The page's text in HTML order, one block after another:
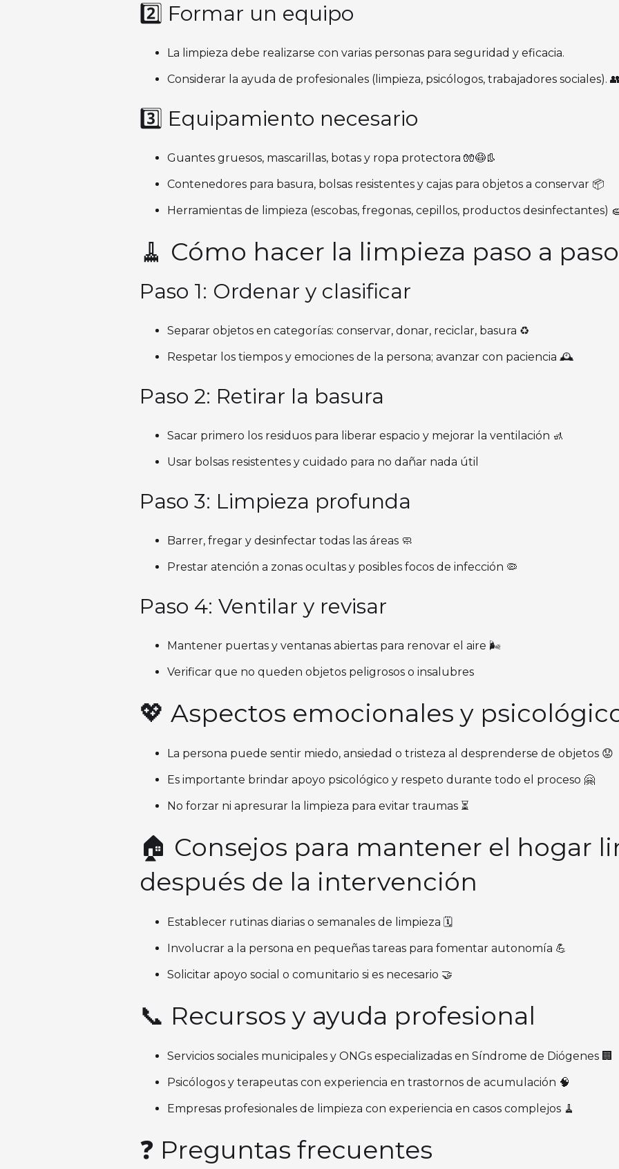
2️⃣ Formar un equipo
La limpieza debe realizarse con varias personas para seguridad y eficacia.
Considerar la ayuda de profesionales (limpieza, psicólogos, trabajadores sociales).
3️⃣ Equipamiento necesario
Guantes gruesos, mascarillas, botas y ropa protectora 🧤😷👢
Contenedores para basura, bolsas resistentes y cajas para objetos a conservar 📦
Herramientas de limpieza (escobas, fregonas, cepillos, productos desinfectantes)
🧹 Cómo hacer la limpieza paso a paso
Paso 1: Ordenar y clasificar
Separar objetos en categorías: conservar, donar, reciclar, basura ♻️
Respetar los tiempos y emociones de la persona; avanzar con paciencia 🕰️
Paso 2: Retirar la basura
Sacar primero los residuos para liberar espacio y mejorar la ventilación 🚮
Usar bolsas resistentes y cuidado para no dañar nada útil
Paso 3: Limpieza profunda
Barrer, fregar y desinfectar todas las áreas 🧼
Prestar atención a zonas ocultas y posibles focos de infección 🦠
Paso 4: Ventilar y revisar
Mantener puertas y ventanas abiertas para renovar el aire 🌬️
Verificar que no queden objetos peligrosos o insalubres
💖 Aspectos emocionales y
La persona puede sentir miedo, ansiedad o tristeza al desprenderse de objetos 😟
Es importante brindar apoyo psicológico y respeto durante todo el proceso 🤗
No forzar ni apresurar la limpieza para evitar traumas ⏳
🏠 Consejos para mantener el hogar
después de la intervención
Establecer rutinas diarias o semanales de limpieza 🗓️
Involucrar a la persona en pequeñas tareas para fomentar autonomía 💪
Solicitar apoyo social o comunitario si es necesario 🤝
📞 Recursos y ayuda profesional
Servicios sociales municipales y ONGs especializadas en Síndrome de Diógenes 🏢
Psicólogos y terapeutas con experiencia en trastornos de acumulación 🧠
Empresas profesionales de limpieza con experiencia en casos complejos 🧹
❓ Preguntas frecuentes